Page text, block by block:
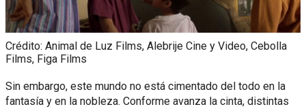
Crédito: Animal de Luz Films, Alebrije Cine y Video, Cebolla
Films, Figa Films
Sin embargo, este mundo no está cimentado del todo en la
fantasía y en la nobleza. Conforme avanza la cinta, distintas